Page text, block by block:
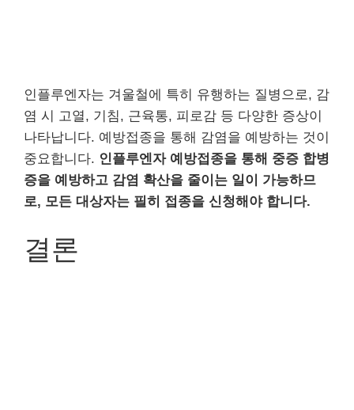
인플루엔자는 겨울철에 특히 유행하는 질병으로, 감
염 시 고열, 기침, 근육통, 피로감 등 다양한 증상이
나타납니다. 예방접종을 통해 감염을 예방하는 것이
중요합니다. 인플루엔자 예방접종을 통해 중증 합병
증을 예방하고 감염 확산을 줄이는 일이 가능하므
로, 모든 대상자는 필히 접종을 신청해야 합니다.
결론